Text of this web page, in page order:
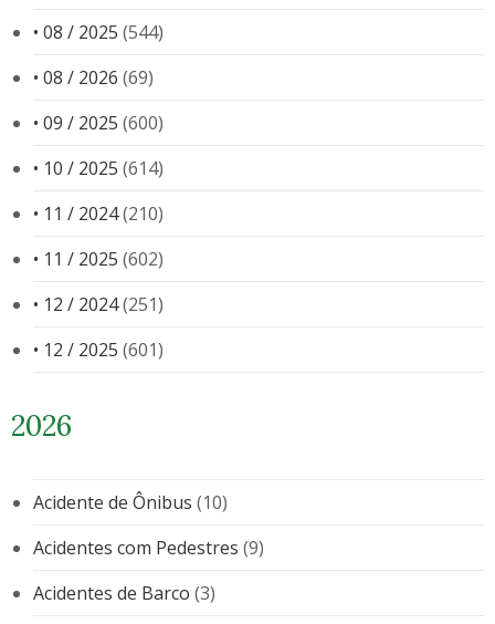
• 08 / 2025 (544)
• 08 / 2026 (69)
• 09 / 2025 (600)
• 10 / 2025 (614)
• 11 / 2024(210)
• 11 / 2025 (602)
• 12 / 2024(251)
• 12 / 2025 (601)
2026
Acidente de Ônibus (10)
Acidentes com Pedestres (9)
Acidentes de Barco (3)